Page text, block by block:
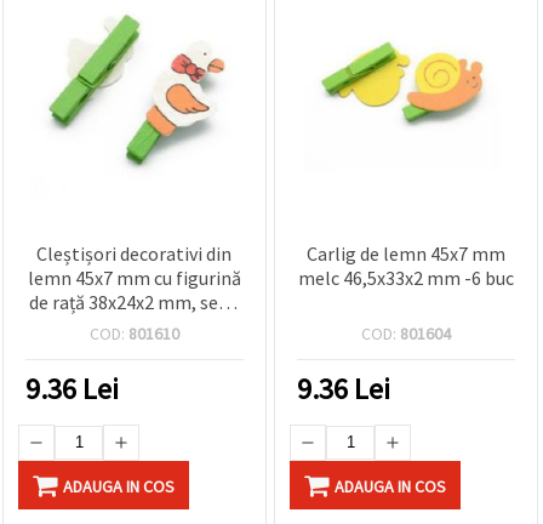
Cleștișori decorativi din
lemn 45x7 mm cu figurină
de rață 38x24x2 mm, set 6
buc.
COD: 801610
9.36 Lei
ADAUGA IN COS
Carlig de lemn 45x7 mm
melc 46,5x33x2 mm -6 buc
COD: 801604
9.36 Lei
ADAUGA IN COS